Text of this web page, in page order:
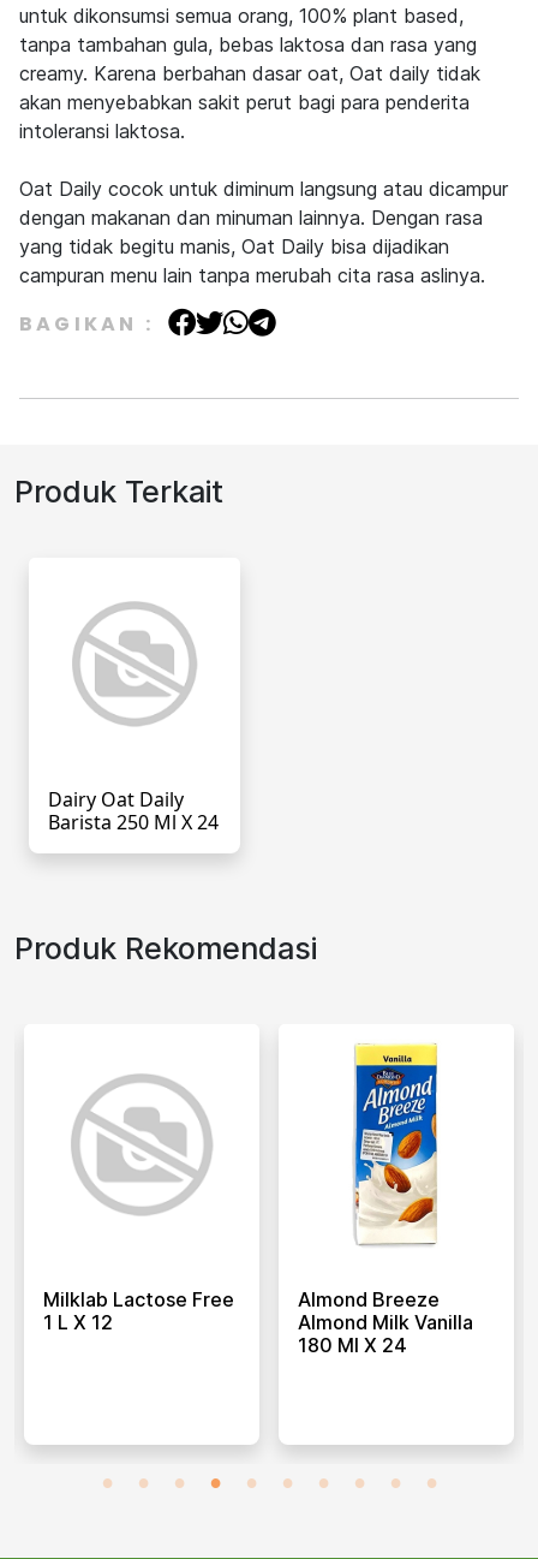
untuk dikonsumsi semua orang, 100% plant based,
tanpa tambahan gula, bebas laktosa dan rasa yang
creamy. Karena berbahan dasar oat, Oat daily tidak
akan menyebabkan sakit perut bagi para penderita
intoleransi laktosa.
Oat Daily cocok untuk diminum langsung atau dicampur
dengan makanan dan minuman lainnya. Dengan rasa
yang tidak begitu manis, Oat Daily bisa dijadikan
campuran menu lain tanpa merubah cita rasa aslinya.
BAGIKAN :
Produk Terkait
Dairy Oat Daily
Barista 250 Ml X 24
Produk Rekomendasi
Milklab Lactose Free
1 L X 12
Almond Breeze
Almond Milk Vanilla
180 Ml X 24